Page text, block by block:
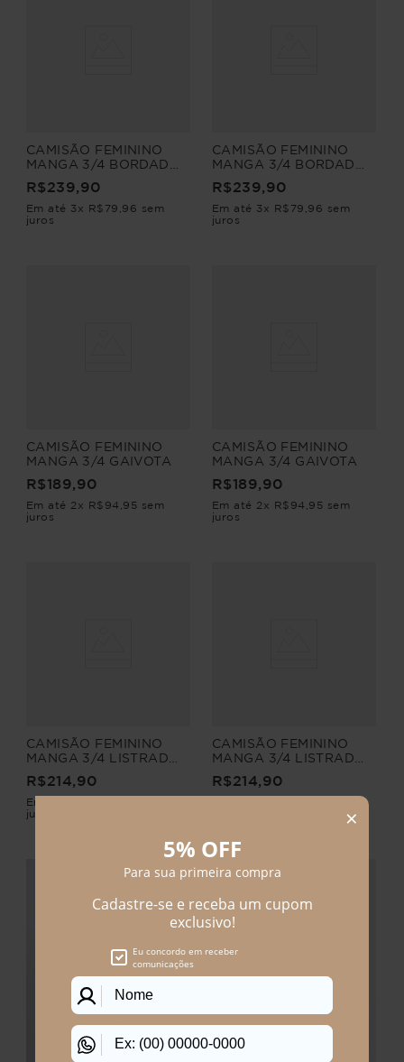
CAMISÃO FEMININO
MANGA 3/4 BORDADO
R$239,90
Em até 3x R$ 79 96 sem
juros
CAMISÃO FEMININO
MANGA 3/4 BORDADO
R$239,90
Em até 3x R$ 79 96 sem
juros
CAMISÃO FEMININO
MANGA 3/4 GAIVOTA
R$189,90
Em até 2 x R$ 94 95 sem
juros
CAMISÃO FEMININO
MANGA 3/4 GAIVOTA
R$189,90
Em até 2 x R$ 94 95 sem
juros
CAMISÃO FEMININO
MANGA 3/4 LISTRADO
R$214,90
Em até
juros
CAMISÃO FEMININO
MANGA 3/4 LISTRADO
R$214,90